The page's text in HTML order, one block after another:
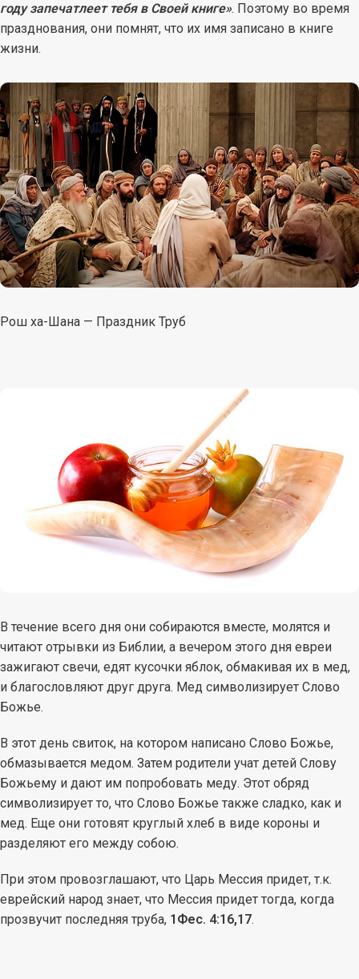
Рош ха-Шана — Праздник Труб
году запечатлеет тебя в Своей книге». Поэтому во время
празднования, они помнят, что их имя записано в книге
жизни.
В течение всего дня они собираются вместе, молятся и
читают отрывки из Библии, а вечером этого дня евреи
зажигают свечи, едят кусочки яблок, обмакивая их в мед,
и благословляют друг друга. Мед символизирует Слово
Божье.
В этот день свиток, на котором написано Слово Божье,
обмазывается медом. Затем родители учат детей Слову
Божьему и дают им попробовать меду. Этот обряд
символизирует то, что Слово Божье также сладко, как и
мед. Еще они готовят круглый хлеб в виде короны и
разделяют его между собою.
При этом провозглашают, что Царь Мессия придет, т.к.
еврейский народ знает, что Мессия придет тогда, когда
прозвучит последняя труба, 1Фес. 4:16,17.